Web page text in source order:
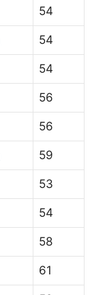
54
54
54
56
56
59
53
54
58
61